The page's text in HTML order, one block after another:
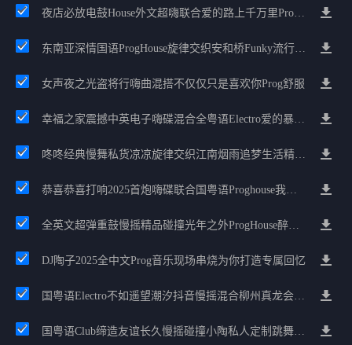
夜店必放电鼓House外文超嗨联合爱的路上千万里Prog包房漫步上头
东南亚深情国语ProgHouse旋律交织安和桥Funky流行情怀串烧
女声夜之光盗将行嗨曲混搭不仅仅只是喜欢你Prog舒服
幸福之家震撼中英电子嗨碟混合全粤语Electro爱的暴风雨广州雄雄精选
咚咚经典慢舞私货凉凉旋律交织江南烟雨追梦生活精选串烧
恭喜恭喜打响2025首炮嗨碟联合国粤语Proghouse我要怎么说我不爱你
全英文超弹重鼓慢摇精品碰撞光年之外ProgHouse醉美抒情节奏
DJ陶子2025全中文Prog音乐现场串烧为你打造专属回忆
国粤语Electro不如遥望潮汐抖音慢摇混合柳州真龙会K吧小厅小康混音
国粤语Club缔造友谊长久慢摇碰撞小陶私人定制跳舞大碟